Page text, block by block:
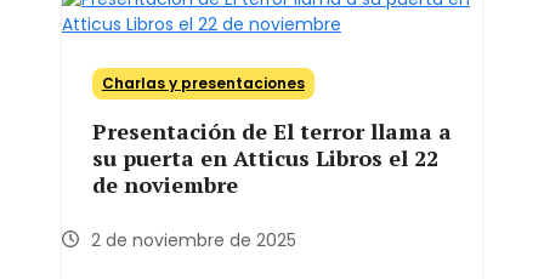
Charlas y presentaciones
Presentación de El terror llama a
su puerta en Atticus Libros el 22
de noviembre
2 de noviembre de 2025